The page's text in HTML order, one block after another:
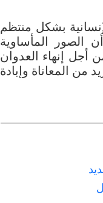
بشكل منتظم
الصور المأساوية
أجل إنهاء العدوان
المعاناة وإبادة